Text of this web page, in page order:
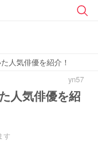
人気俳優を紹介！
yn57
人気俳優を紹
す